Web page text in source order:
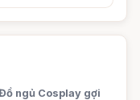
ngủ Cosplay gợi